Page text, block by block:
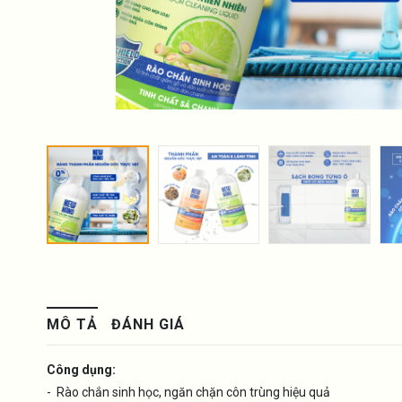
MÔ TẢ ĐÁNH GIÁ
Công dụng:
- Rào chắn sinh học, ngăn chặn côn trùng hiệu quả